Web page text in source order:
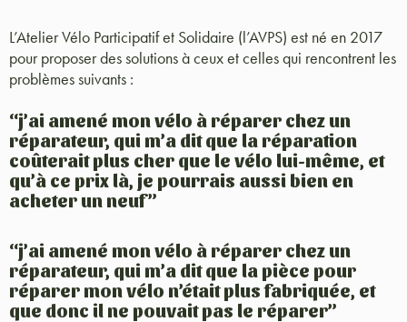
L’Atelier Vélo Participatif et Solidaire (l’AVPS) est né en 2017
pour proposer des solutions à ceux et celles qui rencontrent les
problèmes suivants :
“j’ai amené mon vélo à réparer chez un
réparateur, qui m’a dit que la réparation
coûterait plus cher que le vélo lui-même, et
qu’à ce prix là, je pourrais aussi bien en
acheter un neuf”
“j’ai amené mon vélo à réparer chez un
réparateur, qui m’a dit que la pièce pour
réparer mon vélo n’était plus fabriquée, et
que donc il ne pouvait pas le réparer”